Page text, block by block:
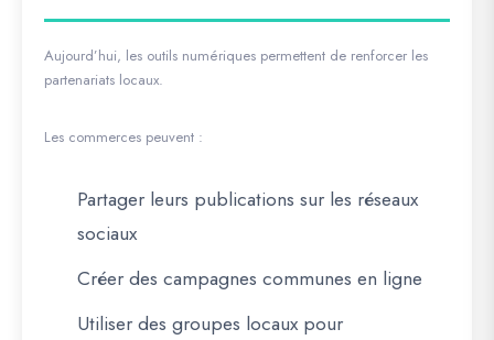
Aujourd’hui, les outils numériques permettent de renforcer les
partenariats locaux.
Les commerces peuvent :
Partager leurs publications sur les réseaux
sociaux
Créer des campagnes communes en ligne
Utiliser des groupes locaux pour